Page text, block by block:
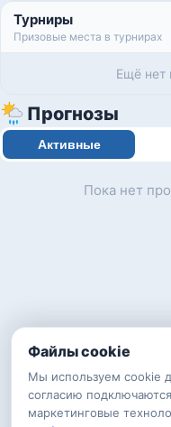
Файлы cookie
Мы используем cookie
согласию
маркетинговые
Турниры
Призовые места в турнирах
Ещё нет
Прогнозы
Активные
Пока нет